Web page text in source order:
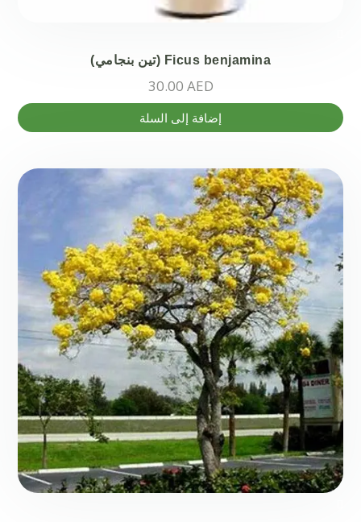
Ficus benjamina (تين بنجامي)
30.00 AED
إضافة إلى السلة